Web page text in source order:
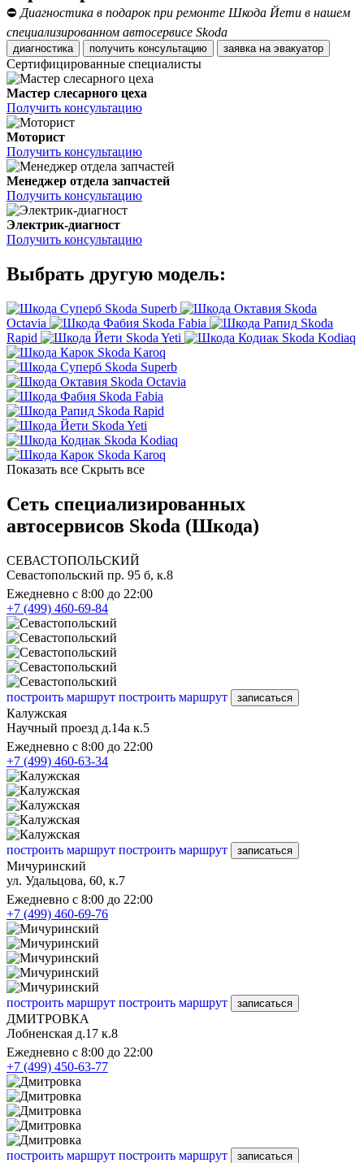
⛔ Диагностика в подарок при ремонте Шкода Йети в нашем
специализированном автосервисе Skoda
диагностика получить консультацию заявка на эвакуатор
Сертифицированные специалисты
Мастер слесарного цеха
Получить консультацию
Моторист
Получить консультацию
Менеджер отдела запчастей
Получить консультацию
Электрик-диагност
Получить консультацию
Выбрать другую модель:
Skoda Superb
Skoda
Octavia
Skoda Fabia
Skoda
Rapid
Skoda Yeti
Skoda Kodiaq
Skoda Karoq
Skoda Superb
Skoda Octavia
Skoda Fabia
Skoda Rapid
Skoda Yeti
Skoda Kodiaq
Skoda Karoq
Показать все Скрыть все
Сеть специализированных
автосервисов Skoda (Шкода)
СЕВАСТОПОЛЬСКИЙ
Севастопольский пр. 95 б, к.8
Ежедневно с 8:00 до 22:00
+7 (499) 460-69-84
построить маршрут построить маршрут записаться
Калужская
Научный проезд д.14а к.5
Ежедневно с 8:00 до 22:00
+7 (499) 460-63-34
построить маршрут построить маршрут записаться
Мичуринский
ул. Удальцова, 60, к.7
Ежедневно с 8:00 до 22:00
+7 (499) 460-69-76
построить маршрут построить маршрут записаться
ДМИТРОВКА
Лобненская д.17 к.8
Ежедневно с 8:00 до 22:00
+7 (499) 450-63-77
построить маршрут построить маршрут записаться